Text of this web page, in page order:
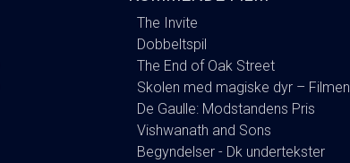
The Invite
Dobbeltspil
The End of Oak Street
Skolen med magiske dyr – Filmen
De Gaulle: Modstandens Pris
Vishwanath and Sons
Begyndelser - Dk undertekster